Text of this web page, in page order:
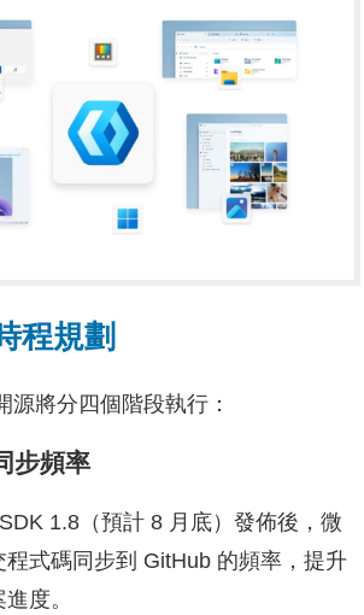
程規劃
源將分四個階段執行：
步頻率
1.8（預計 8 月底）發佈後，微
式碼同步到 GitHub 的頻率，提升
度。